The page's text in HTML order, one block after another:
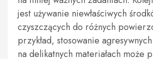
jest używanie niewłaściwych
czyszczących do różnych
przykład, stosowanie
na delikatnych materiałach może